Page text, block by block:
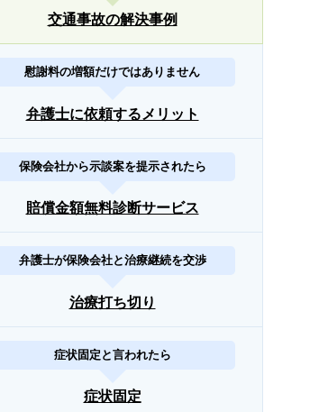
交通事故の解決事例
慰謝料の増額だけではありません
弁護士に依頼するメリット
保険会社から示談案を提示されたら
賠償金額無料診断サービス
弁護士が保険会社と治療継続を交渉
治療打ち切り
症状固定と言われたら
症状固定